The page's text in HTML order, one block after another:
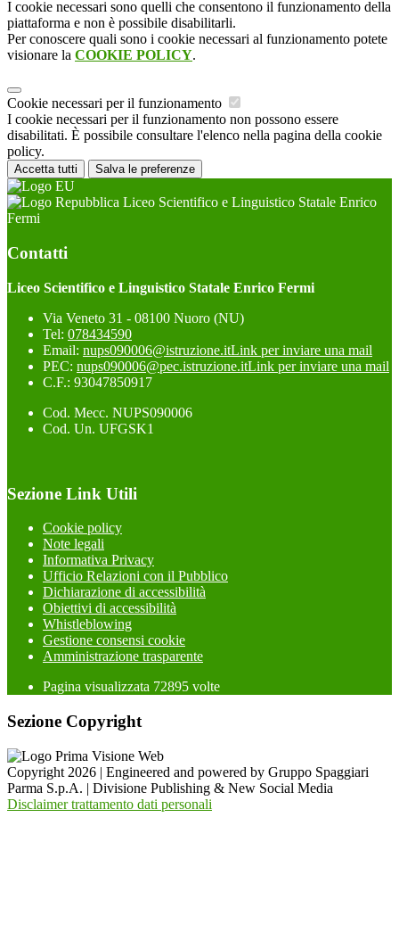
I cookie necessari sono quelli che consentono il funzionamento della
piattaforma e non è possibile disabilitarli.
Per conoscere quali sono i cookie necessari al funzionamento potete
visionare la COOKIE POLICY.
Cookie necessari per il funzionamento
I cookie necessari per il funzionamento non possono essere
disabilitati. È possibile consultare l'elenco nella pagina della cookie
policy.
Accetta tutti Salva le preferenze
Liceo Scientifico e Linguistico Statale Enrico
Fermi
Contatti
Liceo Scientifico e Linguistico Statale Enrico Fermi
Via Veneto 31 - 08100 Nuoro (NU)
Tel: 078434590
Email: nups090006@istruzione.itLink per inviare una mail
PEC: nups090006@pec.istruzione.itLink per inviare una mail
C.F.: 93047850917
Cod. Mecc. NUPS090006
Cod. Un. UFGSK1
Sezione Link Utili
Cookie policy
Note legali
Informativa Privacy
Ufficio Relazioni con il Pubblico
Dichiarazione di accessibilità
Obiettivi di accessibilità
Whistleblowing
Gestione consensi cookie
Amministrazione trasparente
Pagina visualizzata 72895 volte
Sezione Copyright
Copyright 2026 | Engineered and powered by Gruppo Spaggiari
Parma S.p.A. | Divisione Publishing & New Social Media
Disclaimer trattamento dati personali